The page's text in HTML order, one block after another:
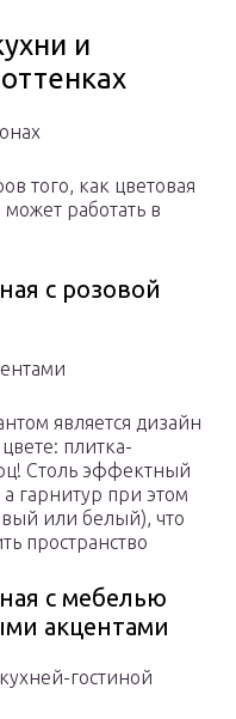
и
того, как цветовая
работать в
с розовой
является дизайн
плитка-
Столь эффектный
гарнитур при этом
или белый), что
пространство
с мебелью
акцентами
гостиной